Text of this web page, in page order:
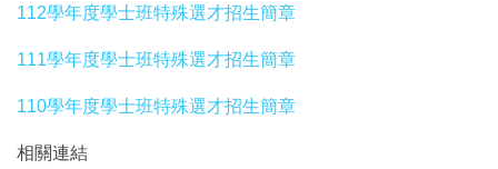
112學年度學士班特殊選才招生簡章
111學年度學士班特殊選才招生簡章
110學年度學士班特殊選才招生簡章
相關連結